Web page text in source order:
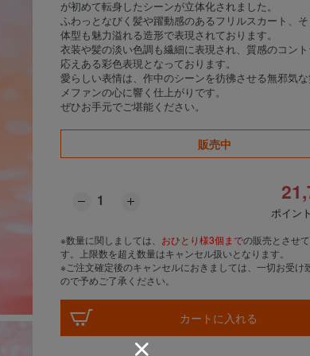
が初めて転身したシーンが立体化されました。
ふわっとなびく髪や躍動感のあるフリルスカート、
体型も魅力溢れる造形で表現されております。
衣装や髪の淡い色調も繊細に表現され、質感のコン
応えある彩色表現となっております。
愛らしい表情は、作中のシーンを彷彿させる無邪気
メファンの心に響く仕上がりです。
ぜひお手元でご堪能ください。
販売中
ポイン
※数量に関しましては、 おひとり様3個までの販売とさせ
す。上限数を超え数量はキャンセル扱いとなります。
※ご注文確定後のキャンセルにおきましては、一切お受け
ので予めご了承ください。
カートに入れる